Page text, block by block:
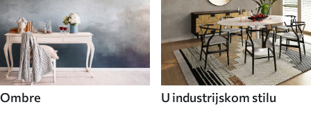
Ombre U industrijskom stilu